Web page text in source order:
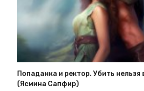
Попаданка и ректор. Убить нельзя
(Ясмина Сапфир)